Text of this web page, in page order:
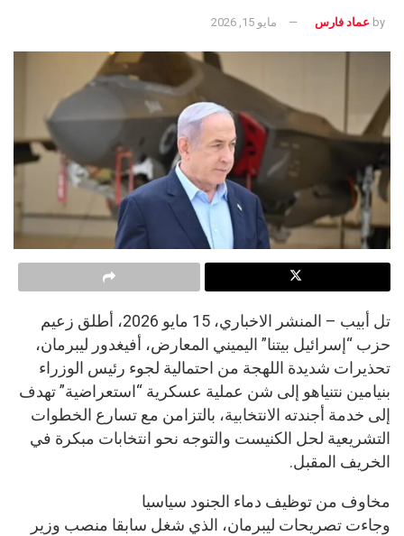
by عماد فارس مايو 15, 2026
تل أبيب – المنشر الاخباري، 15 مايو 2026، أطلق زعيم
حزب “إسرائيل بيتنا” اليميني المعارض، أفيغدور ليبرمان،
تحذيرات شديدة اللهجة من احتمالية لجوء رئيس الوزراء
بنيامين نتنياهو إلى شن عملية عسكرية “استعراضية” تهدف
إلى خدمة أجندته الانتخابية، بالتزامن مع تسارع الخطوات
التشريعية لحل الكنيست والتوجه نحو انتخابات مبكرة في
الخريف المقبل.
مخاوف من توظيف دماء الجنود سياسيا
وجاءت تصريحات ليبرمان، الذي شغل سابقا منصب وزير